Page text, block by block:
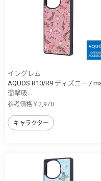
イングレム
AQUOS R10/R9 ディズニー /
衝撃吸...
参考価格￥2,970
キャラクター